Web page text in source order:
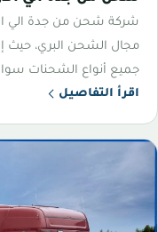
شركة شحن من جدة الي
مجال الشحن البري،
جميع أنواع الشحنات
اقرأ التفاصيل